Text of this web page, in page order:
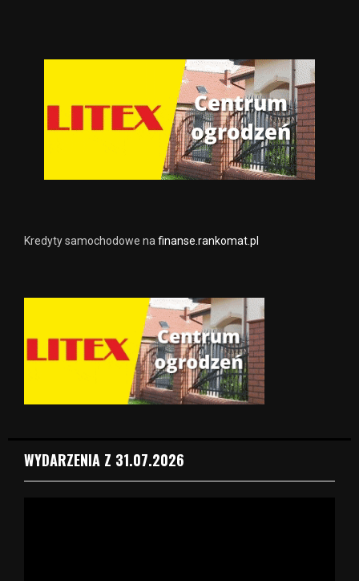
Kredyty samochodowe na finanse.rankomat.pl
WYDARZENIA Z 31.07.2026